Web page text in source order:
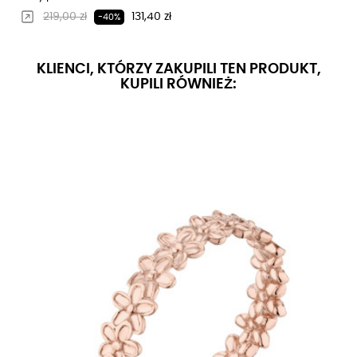
Regularna cena
219,00 zł -40% Cena
131,40 zł
KLIENCI, KTÓRZY ZAKUPILI TEN PRODUKT,
KUPILI RÓWNIEŻ: